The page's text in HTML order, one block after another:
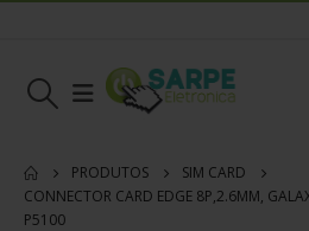
PRODUTOS
SIM CARD
CONNECTOR CARD EDGE 8P,2.6MM,
P5100